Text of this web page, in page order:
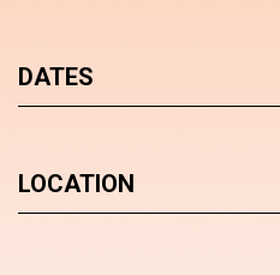
DATES
LOCATION